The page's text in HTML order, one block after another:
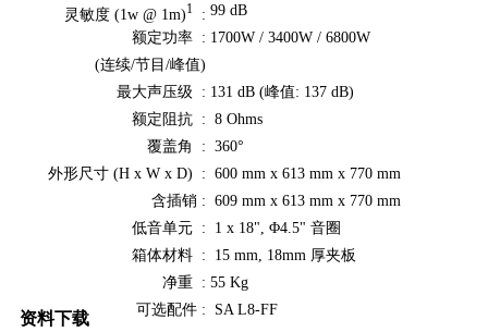
灵敏度 (1w @ 1m)1 : 99 dB
额定功率 : 1700W / 3400W / 6800W
(连续/节目/峰值)
最大声压级 : 131 dB (峰值: 137 dB)
额定阻抗 : 8 Ohms
覆盖角 : 360°
外形尺寸 (H x W x D) : 600 mm x 613 mm x 770 mm
含插销 : 609 mm x 613 mm x 770 mm
低音单元 : 1 x 18", Φ4.5" 音圈
箱体材料 : 15 mm, 18mm 厚夹板
净重 : 55 Kg
可选配件 : SA L8-FF
资料下载